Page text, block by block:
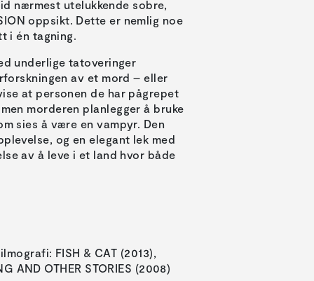
nærmest utelukkende sobre,
oppsikt. Dette er nemlig noe
i én tagning.
underlige tatoveringer
av et mord – eller
at personen de har pågrepet
morderen planlegger å bruke
sies å være en vampyr. Den
og en elegant lek med
av å leve i et land hvor både
FISH & CAT (2013),
AND OTHER STORIES (2008)